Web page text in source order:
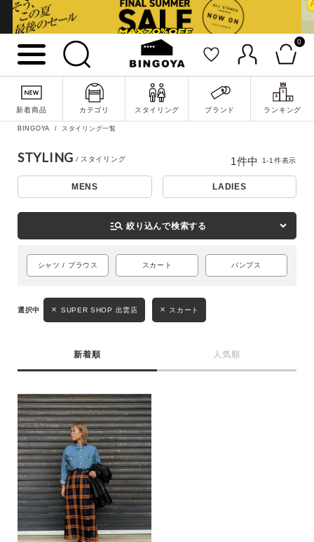
0
新着商品 カテゴリ スタイリング ブランド ランキング
詳細検索
キーワード
性別
サイズ
ブランド
BINGOYA スタイリング一覧
STYLING
MENS LADIES
manage_search 絞り込んで検索する
シャツ / ブラウス スカート パンプス
SUPER SHOP 出雲店 スカート
新着順 人気順
1件中 1-1件表示